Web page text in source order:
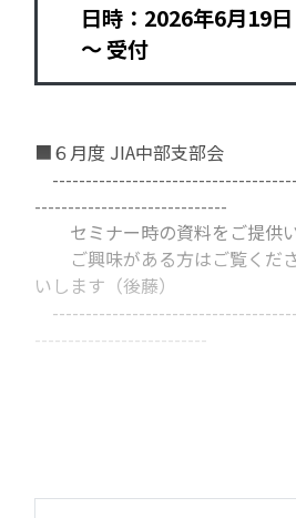
日時：2026年6月19
～ 受付
■６月度 JIA中部支部会
-----------------------------
セミナー時の資料をご提供い
ご興味がある方はご覧くだ
いします（後藤）
--------------------------
阜/JIA中部 合同セミナー（岐